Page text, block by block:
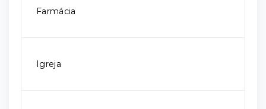
Farmácia
Igreja